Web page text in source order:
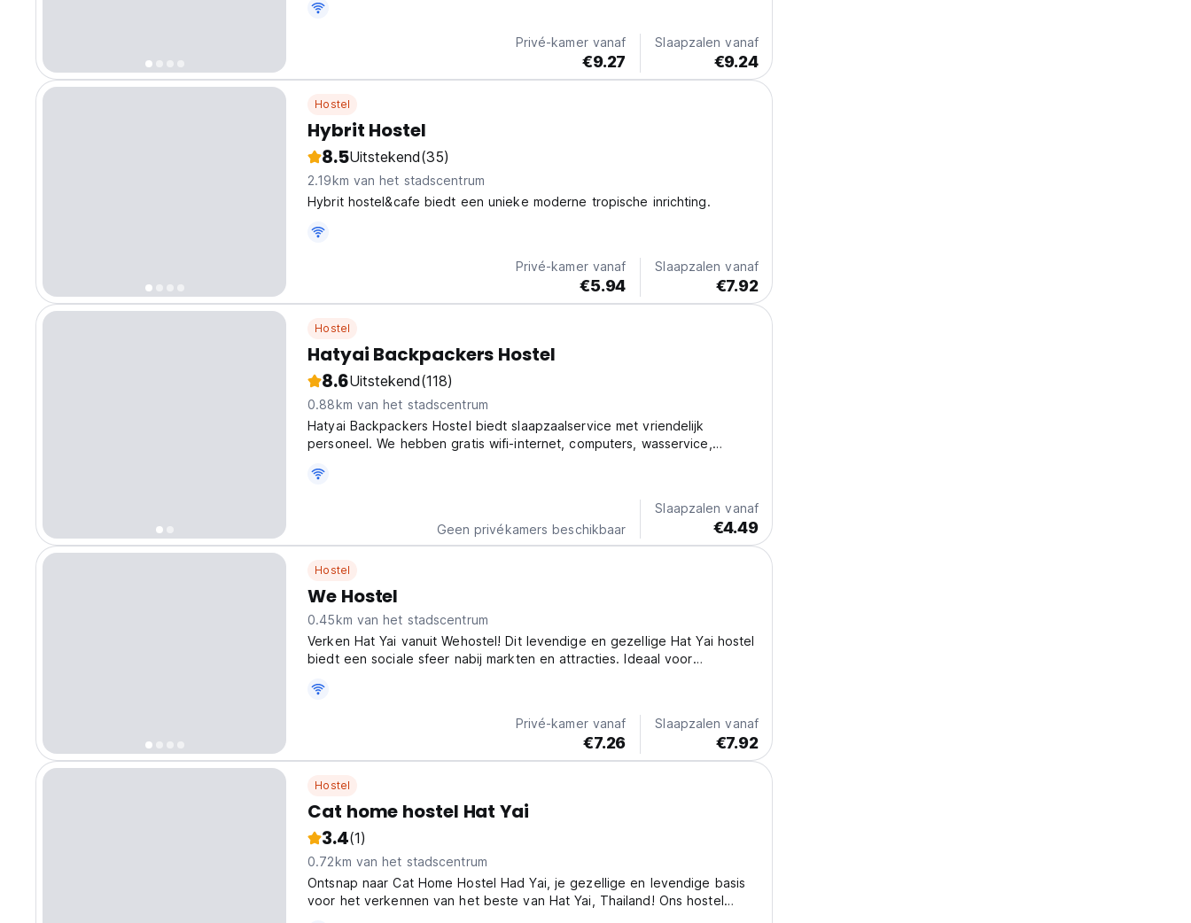
from the iconic Golden Mermaid Statue and...
Privé-kamer vanaf
€9.27
Slaapzalen vanaf
€9.24
Hostel
Hybrit Hostel
8.5Uitstekend(35)
2.19km van het stadscentrum
Hybrit hostel&cafe biedt een unieke moderne tropische inrichting.
Privé-kamer vanaf
€5.94
Slaapzalen vanaf
€7.92
Hostel
Hatyai Backpackers Hostel
8.6Uitstekend(118)
0.88km van het stadscentrum
Hatyai Backpackers Hostel biedt slaapzaalservice met vriendelijk
personeel. We hebben gratis wifi-internet, computers, wasservice,
Geen privékamers beschikbaar
Slaapzalen vanaf
€4.49
Hostel
We Hostel
0.45km van het stadscentrum
Verken Hat Yai vanuit Wehostel! Dit levendige en gezellige Hat Yai hostel
biedt een sociale sfeer nabij markten en attracties. Ideaal voor
Privé-kamer vanaf
€7.26
Slaapzalen vanaf
€7.92
Hostel
Cat home hostel Hat Yai
3.4(1)
0.72km van het stadscentrum
Ontsnap naar Cat Home Hostel Had Yai, je gezellige en levendige basis
voor het verkennen van het beste van Hat Yai, Thailand! Ons hostel